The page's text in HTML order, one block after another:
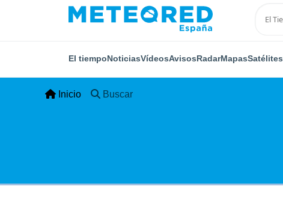
El tiempoNoticiasVídeosAvisosRadarMapasSatélites
Inicio Buscar